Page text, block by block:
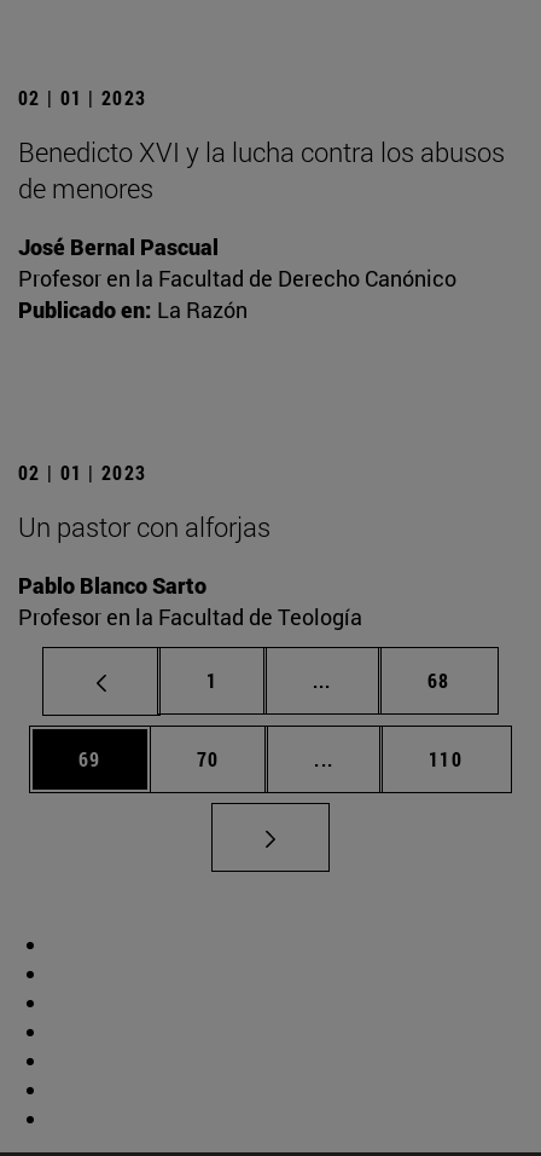
02 | 01 | 2023
Benedicto XVI y la lucha contra los abusos
de menores
José Bernal Pascual
Profesor en la Facultad de Derecho Canónico
Publicado en: La Razón
02 | 01 | 2023
Un pastor con alforjas
Pablo Blanco Sarto
Profesor en la Facultad de Teología
Página
1 ... Páginas intermedias
Página
68
Página
69 Página
70 ... Páginas intermedias
Página
110